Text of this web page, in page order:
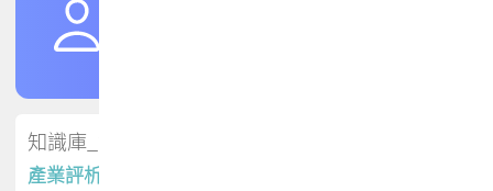
知識庫_會員專屬
產業評析報告